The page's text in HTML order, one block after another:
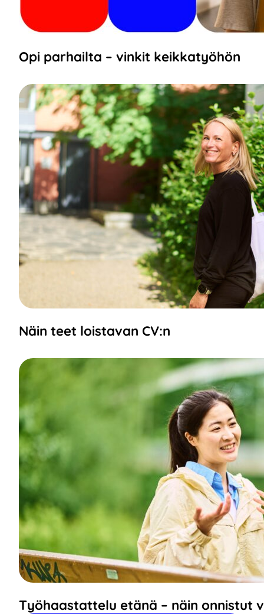
Opi parhailta – vinkit keikkatyöhön
Näin teet loistavan CV:n
Työhaastattelu etänä – näin onnistut